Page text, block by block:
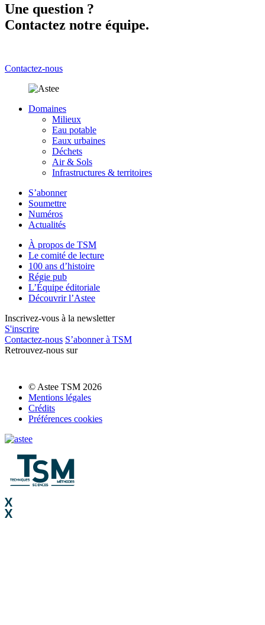
Une question ?
Contactez notre équipe.
Contactez-nous
Domaines
Milieux
Eau potable
Eaux urbaines
Déchets
Air & Sols
Infrastructures & territoires
S’abonner
Soumettre
Numéros
Actualités
À propos de TSM
Le comité de lecture
100 ans d’histoire
Régie pub
L’Équipe éditoriale
Découvrir l’Astee
Inscrivez-vous à la newsletter
S'inscrire
Contactez-nous S’abonner à TSM
Retrouvez-nous sur
© Astee TSM 2026
Mentions légales
Crédits
Préférences cookies